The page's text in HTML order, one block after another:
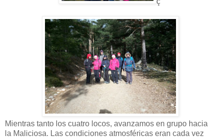
Mientras tanto los cuatro locos, avanzamos en grupo hacia
la Maliciosa. Las condiciones atmosféricas eran cada vez